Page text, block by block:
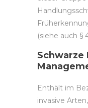
(siehe auch §
Schwarze
Enthält im
invasive